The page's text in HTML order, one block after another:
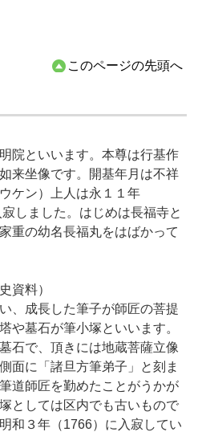
このページの先頭へ
院といいます。本尊は行基作
来坐像です。開基年月は不祥
ケン）上人は永１１年
しました。はじめは長福寺と
重の幼名長福丸をはばかって
資料）
、成長した筆子が師匠の菩提
や墓石が筆小塚といいます。
石で、頂きには地蔵菩薩立像
面に「諸旦方筆弟子」と刻ま
道師匠を勤めたことがうかが
としては区内でも古いもので
和３年（1766）に入寂してい